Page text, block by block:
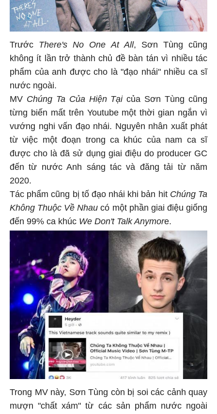
Trước There's No One At All, Sơn Tùng cũng
không ít lần trở thành chủ đề bàn tán vì nhiều tác
phẩm của anh được cho là "đạo nhái" nhiều ca sĩ
nước ngoài.
MV Chúng Ta Của Hiện Tạicủa Sơn Tùng cũng
từng biến mất trên Youtube một thời gian ngắn vì
vướng nghi vấn đạo nhái. Nguyên nhân xuất phát
từ việc một đoạn trong ca khúc của nam ca sĩ
được cho là đã sử dụng giai điệu do producer GC
đến từ nước Anh sáng tác và đăng tải từ năm
2020.
Tác phẩm cũng bị tố đạo nhái khi bản hit Chúng Ta
Không Thuộc Về Nhau có một phần giai điệu giống
đến 99% ca khúc We Don't Talk Anymore.
Trong MV này, Sơn Tùng còn bị soi các cảnh quay
mượn "chất xám" từ các sản phẩm nước ngoài